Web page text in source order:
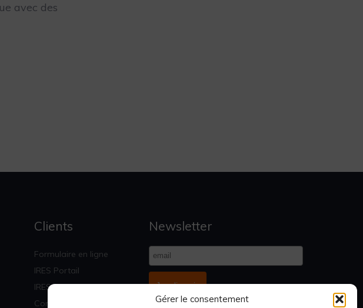
Gérer le consentement
avec des
Clients
Formulaire en ligne
IRES Portail
IRES Corpo
Concur
Newsletter
Je m'inscris